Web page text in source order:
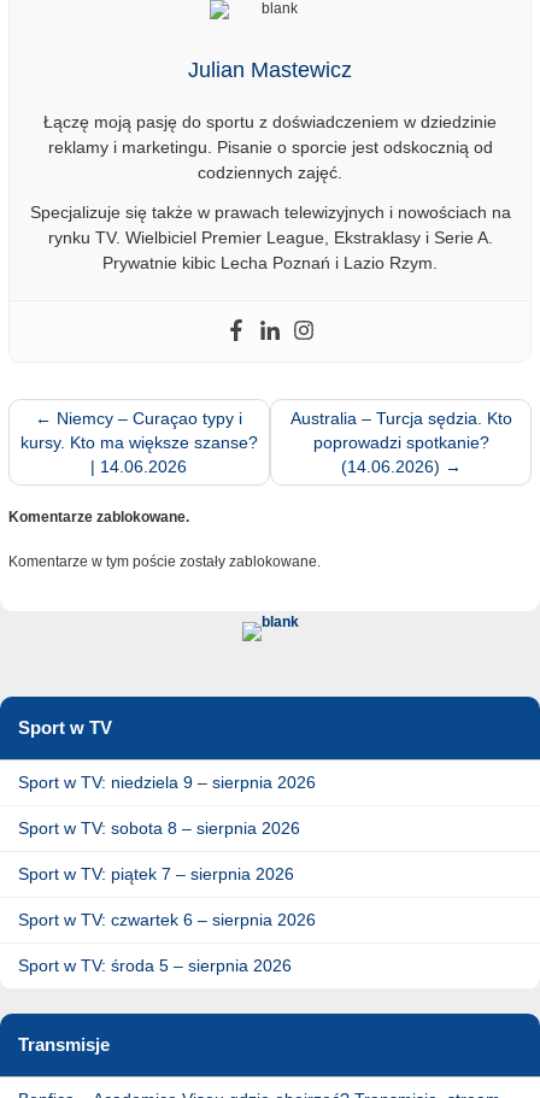
Julian Mastewicz
Łączę moją pasję do sportu z doświadczeniem w dziedzinie
reklamy i marketingu. Pisanie o sporcie jest odskocznią od
codziennych zajęć.
Specjalizuje się także w prawach telewizyjnych i nowościach na
rynku TV. Wielbiciel Premier League, Ekstraklasy i Serie A.
Prywatnie kibic Lecha Poznań i Lazio Rzym.
← Niemcy – Curaçao typy i
kursy. Kto ma większe szanse?
| 14.06.2026
Australia – Turcja sędzia. Kto
poprowadzi spotkanie?
(14.06.2026) →
Komentarze zablokowane.
Komentarze w tym poście zostały zablokowane.
Sport w TV
Sport w TV: niedziela 9 – sierpnia 2026
Sport w TV: sobota 8 – sierpnia 2026
Sport w TV: piątek 7 – sierpnia 2026
Sport w TV: czwartek 6 – sierpnia 2026
Sport w TV: środa 5 – sierpnia 2026
Transmisje